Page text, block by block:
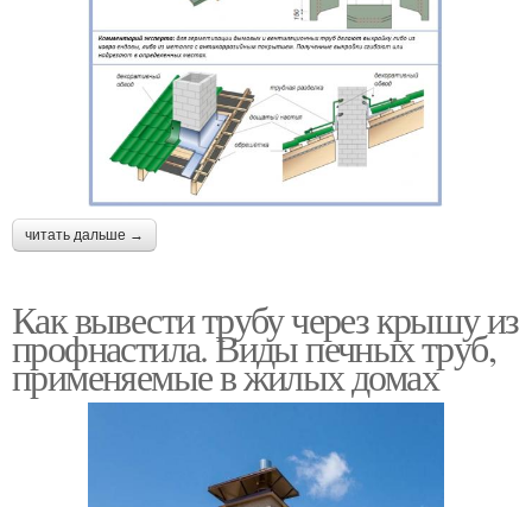
читать дальше →
Как вывести трубу через крышу из
профнастила. Виды печных труб,
применяемые в жилых домах